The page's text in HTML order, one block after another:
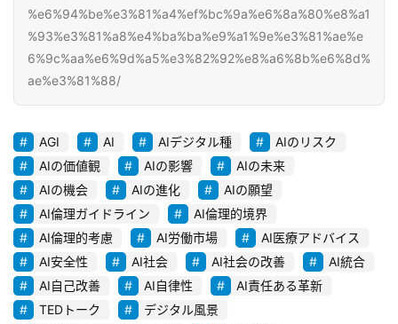
ラ
ウ
ド
導
3
D
プ
リ
ン
ト
サ
ー
ビ
%e6%94%be%e3%81%a4%ef%bc%9a%e6%8a%80%e8%a1
%93%e3%81%a8%e4%ba%ba%e9%a1%9e%e3%81%ae%e
6%9c%aa%e6%9d%a5%e3%82%92%e8%a6%8b%e6%8d%
ae%e3%81%88/
AGI AI AIデジタル種
AIのリスク
AIの価値観
AIの影響
AIの未来
AIの機会
AIの進化
AIの願望
AI倫理ガイドライン
AI倫理的境界
AI倫理的考慮
AI労働市場
AI医療アドバイス
AI安全性
AI社会 AI社会の改善
AI統合
AI自己改善
AI自律性
AI責任ある革新
TEDトーク
デジタル風景